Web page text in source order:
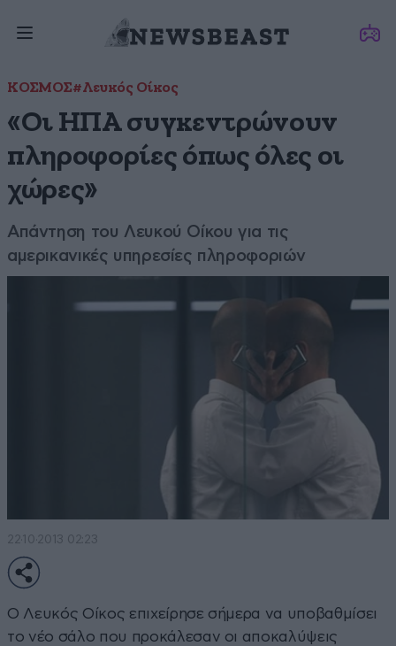
ΚΟΣΜΟΣ#Λευκός Οίκος
«Οι ΗΠΑ συγκεντρώνουν
πληροφορίες όπως όλες οι
χώρες»
Απάντηση του Λευκού Οίκου για τις
αμερικανικές υπηρεσίες πληροφοριών
22·10·2013 02:23
Ο Λευκός Οίκος επιχείρησε σήμερα να υποβαθμίσει
το νέο σάλο που προκάλεσαν οι αποκαλύψεις